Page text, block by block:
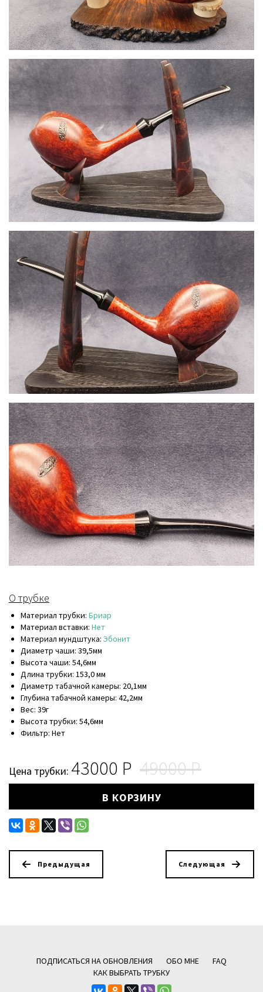
О трубке
Материал трубки: Бриар
Материал вставки: Нет
Материал мундштука: Эбонит
Диаметр чаши: 39,5мм
Высота чаши: 54,6мм
Длина трубки: 153,0 мм
Диаметр табачной камеры: 20,1мм
Глубина табачной камеры: 42,2мм
Вес: 39г
Высота трубки: 54,6мм
Фильтр: Нет
Цена трубки: 43000 49000
В КОРЗИНУ
Предыдущая Следующая
ПОДПИСАТЬСЯ НА ОБНОВЛЕНИЯ ОБО МНЕ
FAQ
КАК ВЫБРАТЬ ТРУБКУ